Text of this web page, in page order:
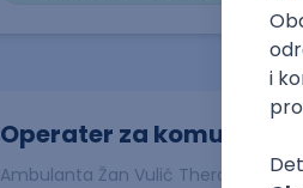
Operater za
Ambulanta Žan Vulić Therapy